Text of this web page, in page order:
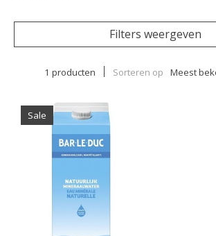
Filters weergeven
1 producten Sorteren op Meest
Sale